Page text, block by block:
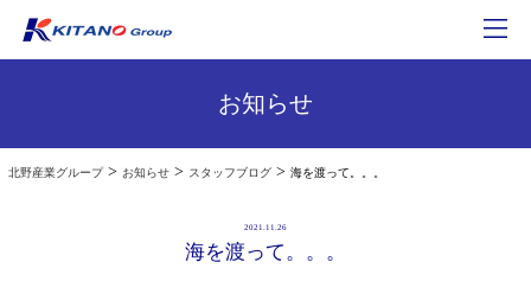
お知らせ
北野産業グループ> お知らせ > スタッフブログ > 海を渡って。。。
2021.11.26
海を渡って。。。